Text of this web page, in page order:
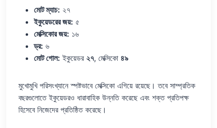
মোট ম্যাচ: ২৭
ইকুয়েডরের জয়: ৫
মেক্সিকোর জয়: ১৬
ড্র: ৬
মোট গোল: ইকুয়েডর ২৭, মেক্সিকো ৪৯
মুখোমুখি পরিসংখ্যানে স্পষ্টভাবে মেক্সিকো এগিয়ে রয়েছে। তবে সাম্প্রতিক
বছরগুলোতে ইকুয়েডরও ধারাবাহিক উন্নতি করেছে এবং শক্ত প্রতিপক্ষ
হিসেবে নিজেদের প্রতিষ্ঠিত করেছে।